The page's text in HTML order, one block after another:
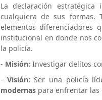
La declaración
cualquiera de sus formas.
elementos diferenciadores
institucional en donde nos
la policía.
- Misión: Investigar delitos
- Visión: Ser una policía
modernas para enfrentar las